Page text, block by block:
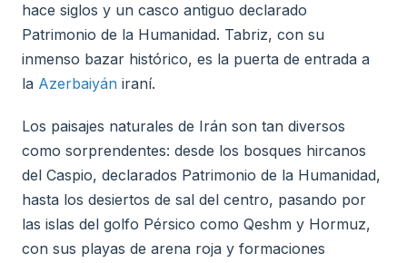
hace siglos y un casco antiguo declarado
Patrimonio de la Humanidad. Tabriz, con su
inmenso bazar histórico, es la puerta de entrada a
la Azerbaiyán iraní.
Los paisajes naturales de Irán son tan diversos
como sorprendentes: desde los bosques hircanos
del Caspio, declarados Patrimonio de la Humanidad,
hasta los desiertos de sal del centro, pasando por
las islas del golfo Pérsico como Qeshm y Hormuz,
con sus playas de arena roja y formaciones